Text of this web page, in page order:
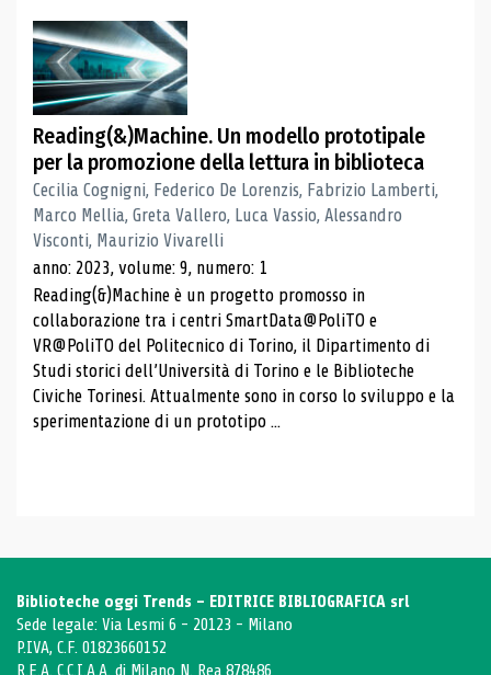
Reading(&)Machine. Un modello prototipale
per la promozione della lettura in biblioteca
Cecilia Cognigni, Federico De Lorenzis, Fabrizio Lamberti,
Marco Mellia, Greta Vallero, Luca Vassio, Alessandro
Visconti, Maurizio Vivarelli
anno: 2023, volume: 9, numero: 1
Reading(&)Machine è un progetto promosso in
collaborazione tra i centri SmartData@PoliTO e
VR@PoliTO del Politecnico di Torino, il Dipartimento di
Studi storici dell’Università di Torino e le Biblioteche
Civiche Torinesi. Attualmente sono in corso lo sviluppo e la
sperimentazione di un prototipo ...
Biblioteche oggi Trends - EDITRICE BIBLIOGRAFICA srl
Sede legale: Via Lesmi 6 - 20123 - Milano
P.IVA, C.F. 01823660152
R.E.A. C.C.I.A.A. di Milano N. Rea 878486